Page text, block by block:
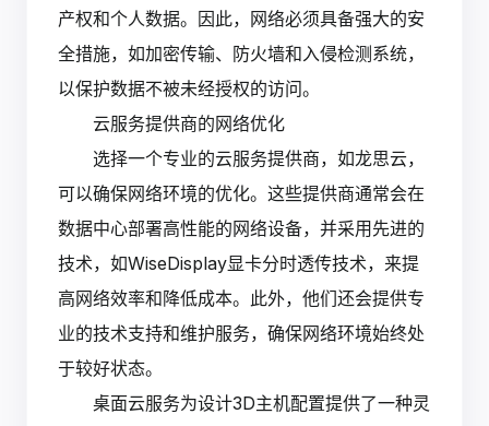
产权和个人数据。因此，网络必须具备强大的安
全措施，如加密传输、防火墙和入侵检测系统，
以保护数据不被未经授权的访问。
云服务提供商的网络优化
选择一个专业的云服务提供商，如龙思云，
可以确保网络环境的优化。这些提供商通常会在
数据中心部署高性能的网络设备，并采用先进的
技术，如WiseDisplay显卡分时透传技术，来提
高网络效率和降低成本。此外，他们还会提供专
业的技术支持和维护服务，确保网络环境始终处
于较好状态。
桌面云服务为设计3D主机配置提供了一种灵